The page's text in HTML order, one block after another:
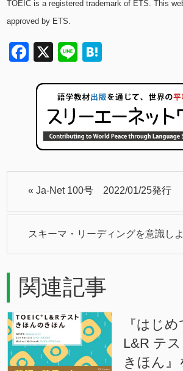
TOEIC is a registered trademark of ETS. This
approved by ETS.
Facebook
X Line
«Ja-Net 100号 2022/01/25発行
スキーマ・リーディングを意識しよ
関連記事
『はじ
L&R テ
きほん』